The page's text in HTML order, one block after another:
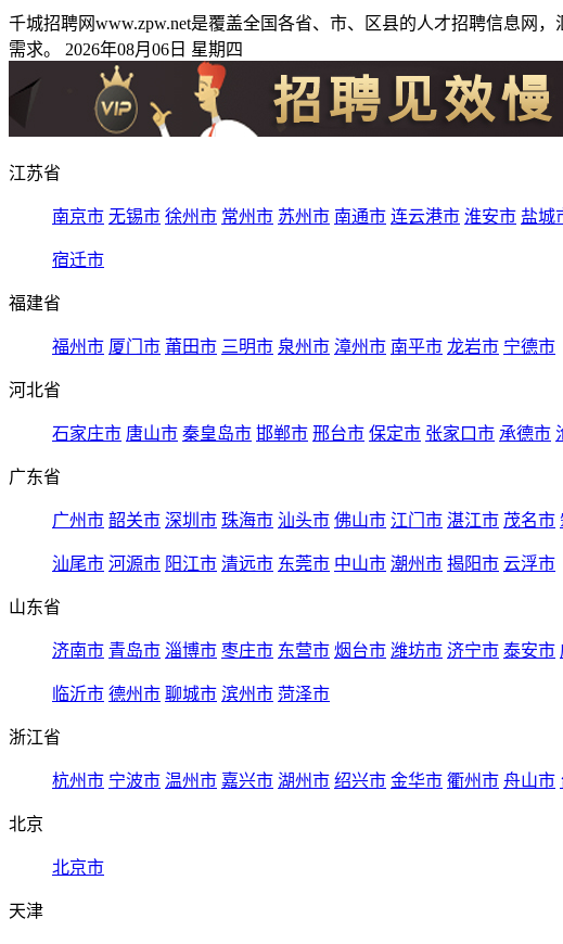
千城招聘网www.zpw.net是覆盖全国各省、市、区县的人才招聘信息网
需求。 2026年08月06日 星期四
江苏省
南京市 无锡市 徐州市 常州市 苏州市 南通市 连云港市 淮安市 盐城
宿迁市
福建省
福州市 厦门市 莆田市 三明市 泉州市 漳州市 南平市 龙岩市 宁德市
河北省
石家庄市 唐山市 秦皇岛市 邯郸市 邢台市 保定市 张家口市 承德市
广东省
广州市 韶关市 深圳市 珠海市 汕头市 佛山市 江门市 湛江市 茂名市
汕尾市 河源市 阳江市 清远市 东莞市 中山市 潮州市 揭阳市 云浮市
山东省
济南市 青岛市 淄博市 枣庄市 东营市 烟台市 潍坊市 济宁市 泰安市
临沂市 德州市 聊城市 滨州市 菏泽市
浙江省
杭州市 宁波市 温州市 嘉兴市 湖州市 绍兴市 金华市 衢州市 舟山市
北京
北京市
天津